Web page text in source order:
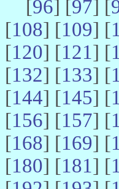
[96] [97] [
[108] [109] [
[120] [121] [
[132] [133] [
[144] [145] [
[156] [157] [
[168] [169] [
[180] [181] [